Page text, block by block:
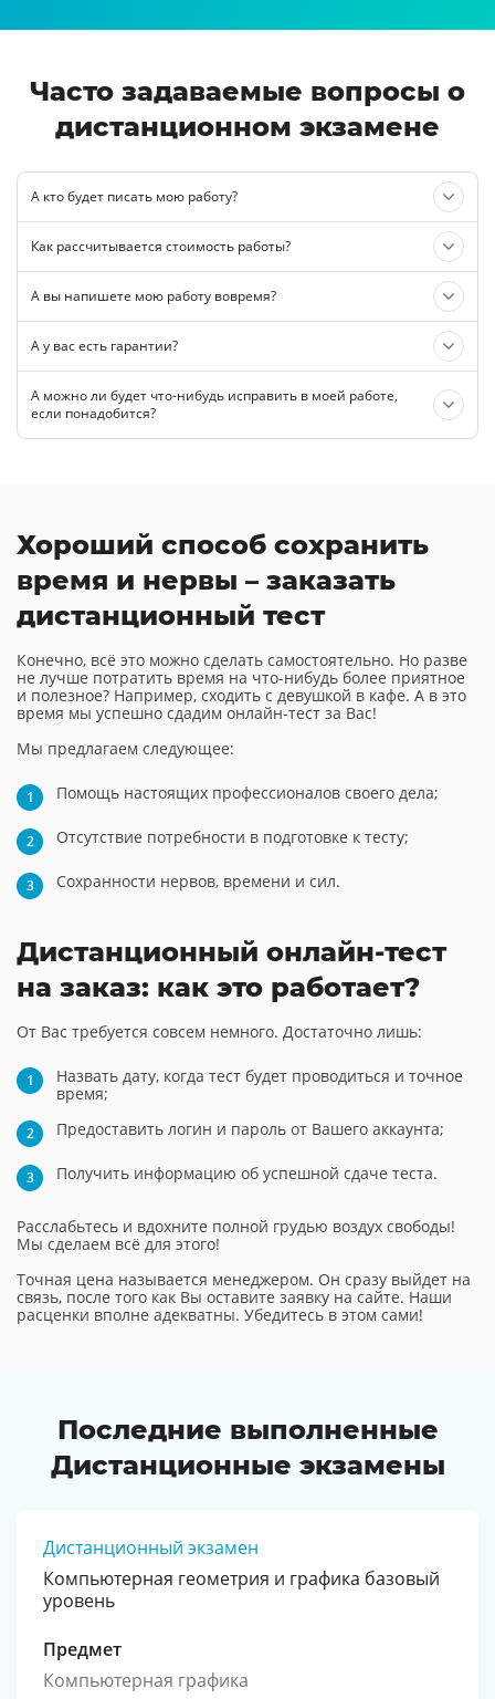
Часто задаваемые вопросы о
дистанционном экзамене
А кто будет писать мою работу?
Как рассчитывается стоимость работы?
А вы напишете мою работу вовремя?
А у вас есть гарантии?
А можно ли будет что-нибудь исправить в моей работе,
если понадобится?
Хороший способ сохранить
время и нервы – заказать
дистанционный тест
Конечно, всё это можно сделать самостоятельно. Но разве
не лучше потратить время на что-нибудь более приятное
и полезное? Например, сходить с девушкой в кафе. А в это
время мы успешно сдадим онлайн-тест за Вас!
Мы предлагаем следующее:
Помощь настоящих профессионалов своего дела;
Отсутствие потребности в подготовке к тесту;
Сохранности нервов, времени и сил.
Дистанционный онлайн-тест
на заказ: как это работает?
От Вас требуется совсем немного. Достаточно лишь:
Назвать дату, когда тест будет проводиться и точное
время;
Предоставить логин и пароль от Вашего аккаунта;
Получить информацию об успешной сдаче теста.
Расслабьтесь и вдохните полной грудью воздух свободы!
Мы сделаем всё для этого!
Точная цена называется менеджером. Он сразу выйдет на
связь, после того как Вы оставите заявку на сайте. Наши
расценки вполне адекватны. Убедитесь в этом сами!
Последние выполненные
Дистанционные экзамены
Дистанционный экзамен
Компьютерная геометрия и графика базовый
уровень
Предмет
Компьютерная графика